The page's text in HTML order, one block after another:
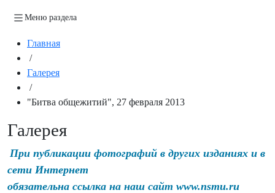
Меню раздела
Главная
/
Галерея
/
"Битва общежитий", 27 февраля 2013
Галерея
При публикации фотографий в других изданиях и в
сети Интернет
обязательна ссылка на наш сайт www.nsmu.ru